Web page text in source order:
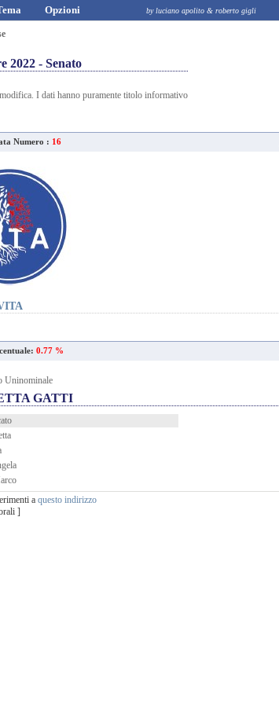
Opzioni by luciano apolito & roberto gigli
2022 - Senato
I dati hanno puramente titolo informativo
Numero : 16
0.77 %
Uninominale
GATTI
a questo indirizzo
]